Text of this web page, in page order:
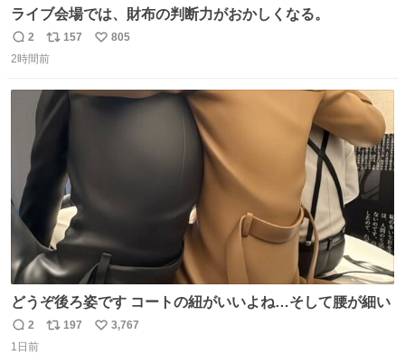
ライブ会場では、財布の判断力がおかしくなる。
返
信
2
リ
ポ
ト
数
157
い
805
2時間前
どうぞ後ろ姿です コートの紐がいいよね…そして腰が細い
返
信
2
リ
197
い
3,767
1日前